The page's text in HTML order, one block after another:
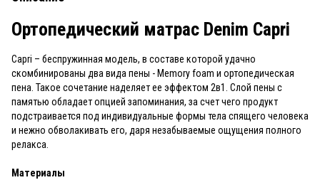
Ортопедический матрас Denim Capri
Capri – беспружинная модель, в составе которой удачно
скомбинированы два вида пены - Memory foam и ортопедическая
пена. Такое сочетание наделяет ее эффектом 2в1. Слой пены с
памятью обладает опцией запоминания, за счет чего продукт
подстраивается под индивидуальные формы тела спящего человека
и нежно обволакивать его, даря незабываемые ощущения полного
релакса.
Материалы